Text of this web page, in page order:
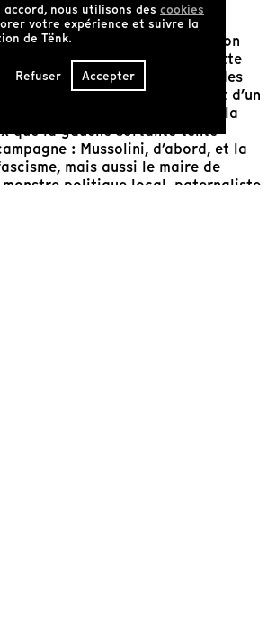
ombres, celles qui nous
qu’on refuse ? C’est la question
Grano Amaro, au long de cette
qui rejoue à son échelle des
européennes. Passant d’un
on sent petit à petit grandir la
que la gauche sortante tente
: Mussolini, d’abord, et la
mais aussi le maire de
politique local, paternaliste
nous utilisons des cookies
votre expérience et suivre la
de Tënk.
Refuser Accepter